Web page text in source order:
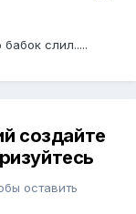
слил.....
создайте
оставить